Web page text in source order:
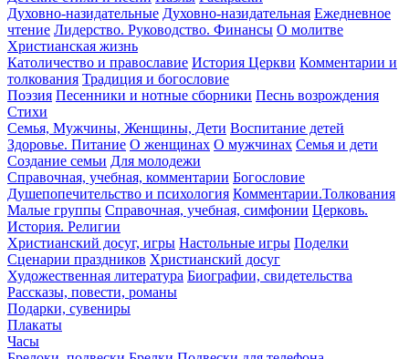
Духовно-назидательные Духовно-назидательная Ежедневное
чтение Лидерство. Руководство. Финансы О молитве
Христианская жизнь
Католичество и православие История Церкви Комментарии и
толкования Традиция и богословие
Поэзия Песенники и нотные сборники Песнь возрождения
Стихи
Семья, Мужчины, Женщины, Дети Воспитание детей
Здоровье. Питание О женщинах О мужчинах Семья и дети
Создание семьи Для молодежи
Справочная, учебная, комментарии Богословие
Душепопечительство и психология Комментарии.Толкования
Малые группы Справочная, учебная, симфонии Церковь.
История. Религии
Христианский досуг, игры Настольные игры Поделки
Сценарии праздников Христианский досуг
Художественная литература Биографии, свидетельства
Рассказы, повести, романы
Подарки, сувениры
Плакаты
Часы